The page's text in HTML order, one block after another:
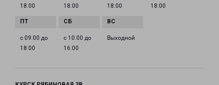
18:00
18:00
18:00
18:00
с 09:00 до
18:00
с 10:00 до
16:00
Выходной